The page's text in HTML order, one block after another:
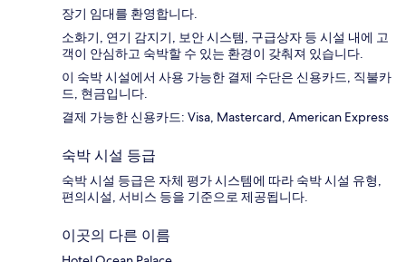
장기 임대를 환영합니다.
소화기, 연기 감지기, 보안 시스템, 구급상자 등 시설 내에 고
객이 안심하고 숙박할 수 있는 환경이 갖춰져 있습니다.
이 숙박 시설에서 사용 가능한 결제 수단은 신용카드, 직불카
드, 현금입니다.
결제 가능한 신용카드: Visa, Mastercard, American Express
숙박 시설 등급
숙박 시설 등급은 자체 평가 시스템에 따라 숙박 시설 유형,
편의시설, 서비스 등을 기준으로 제공됩니다.
이곳의 다른 이름